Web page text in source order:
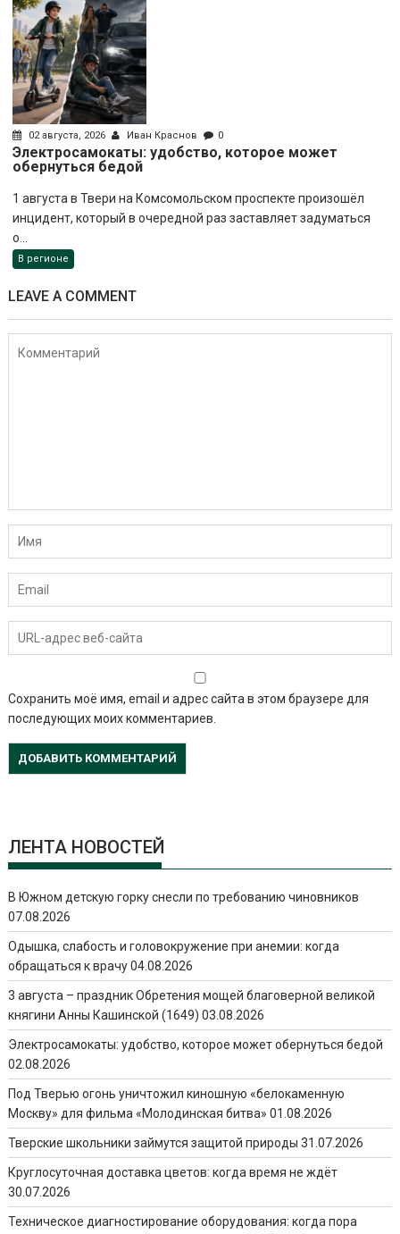
02 августа, 2026 Иван Краснов 0
Электросамокаты: удобство, которое может
обернуться бедой
1 августа в Твери на Комсомольском проспекте произошёл
инцидент, который в очередной раз заставляет задуматься
о...
В регионе
LEAVE A COMMENT
Сохранить моё имя, email и адрес сайта в этом браузере для
последующих моих комментариев.
ЛЕНТА НОВОСТЕЙ
В Южном детскую горку снесли по требованию чиновников
07.08.2026
Одышка, слабость и головокружение при анемии: когда
обращаться к врачу 04.08.2026
3 августа – праздник Обретения мощей благоверной великой
княгини Анны Кашинской (1649) 03.08.2026
Электросамокаты: удобство, которое может обернуться бедой
02.08.2026
Под Тверью огонь уничтожил киношную «белокаменную
Москву» для фильма «Молодинская битва» 01.08.2026
Тверские школьники займутся защитой природы 31.07.2026
Круглосуточная доставка цветов: когда время не ждёт
30.07.2026
Техническое диагностирование оборудования: когда пора